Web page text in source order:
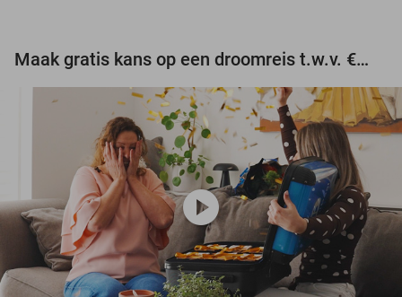
Maak gratis kans op een droomreis t.w.v. €3.000!
play_circle